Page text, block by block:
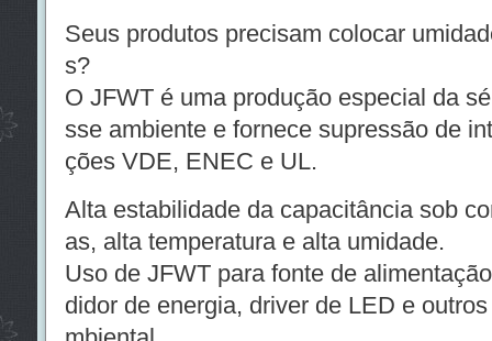
Seus produtos precisam colocar
s?
O JFWT é uma produção especial da
sse ambiente e fornece supressão de
ções VDE, ENEC e UL.
Alta estabilidade da capacitância sob
as, alta temperatura e alta umidade.
Uso de JFWT para fonte de
didor de energia, driver de LED e